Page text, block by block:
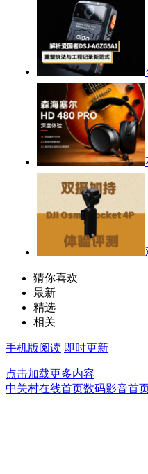
猜你喜欢
最新
精选
相关
手机版阅读 即时更新
点击加载更多内容
中关村在线首页数码影音首